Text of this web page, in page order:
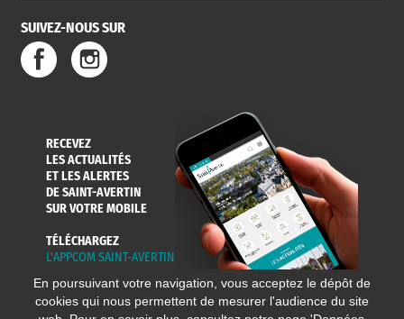
SERVICE
DE L'EAU
SUIVEZ-NOUS SUR
RECEVEZ
LES ACTUALITÉS
ET LES ALERTES
DE SAINT-AVERTIN
SUR VOTRE MOBILE
TÉLÉCHARGEZ
L'APPCOM SAINT-AVERTIN
En poursuivant votre navigation, vous acceptez le dépôt de
cookies qui nous permettent de mesurer l'audience du site